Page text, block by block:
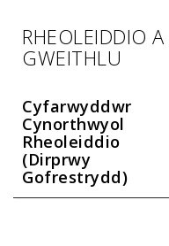
RHEOLEIDDIO
GWEITHLU
Cyfarwyddwr
Cynorthwyol
Rheoleiddio
(Dirprwy
Gofrestrydd)